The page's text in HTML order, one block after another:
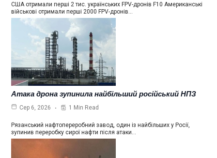
США отримали перші 2 тис. українських FPV-дронів F10 Американські
військові отримали перші 2000 FPV-дронів…
Атака дрона зупинила найбільший російський НПЗ
Сер 6, 2026 1 Min Read
Рязанський нафтопереробний завод, один із найбільших у Росії,
зупинив переробку сирої нафти після атаки…